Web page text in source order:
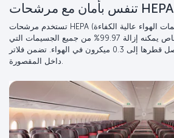
تنفس بأمان مع مرشحات HEPA
تستخدم مرشحات HEPA (مرشحات جسيمات الهواء عالية الكفاءة) في
طائراتنا نظام ترشيح خاص يمكنه إزالة 99.97% من جميع الجسيمات التي
يصل قطرها إلى 0.3 ميكرون في الهواء. تضمن فلاتر HEPA هواء نظيفا وآمنا